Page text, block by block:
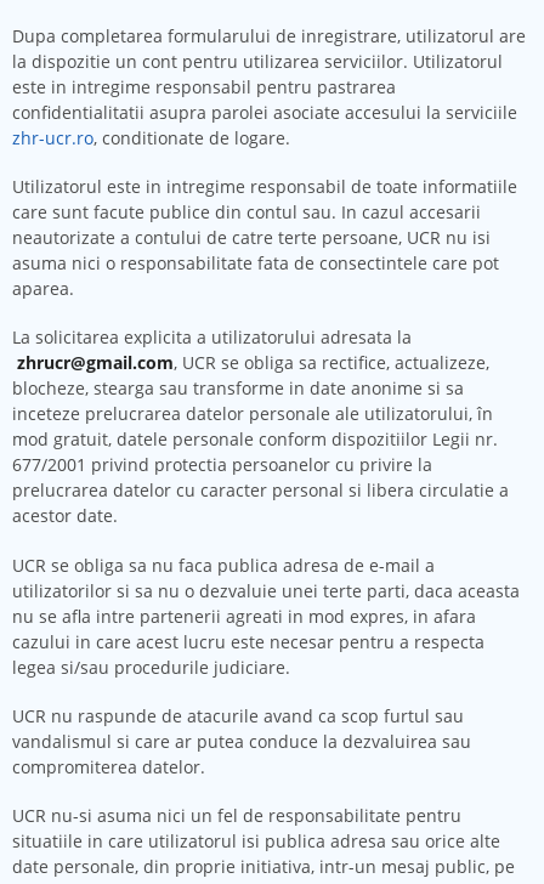
Dupa completarea formularului de inregistrare, utilizatorul are
la dispozitie un cont pentru utilizarea serviciilor. Utilizatorul
este in intregime responsabil pentru pastrarea
confidentialitatii asupra parolei asociate accesului la serviciile
zhr-ucr.ro, conditionate de logare.
Utilizatorul este in intregime responsabil de toate informatiile
care sunt facute publice din contul sau. In cazul accesarii
neautorizate a contului de catre terte persoane, UCR nu isi
asuma nici o responsabilitate fata de consectintele care pot
aparea.
La solicitarea explicita a utilizatorului adresata la
zhrucr@gmail.com, UCR se obliga sa rectifice, actualizeze,
blocheze, stearga sau transforme in date anonime si sa
inceteze prelucrarea datelor personale ale utilizatorului, în
mod gratuit, datele personale conform dispozitiilor Legii nr.
677/2001 privind protectia persoanelor cu privire la
prelucrarea datelor cu caracter personal si libera circulatie a
acestor date.
UCR se obliga sa nu faca publica adresa de e-mail a
utilizatorilor si sa nu o dezvaluie unei terte parti, daca aceasta
nu se afla intre partenerii agreati in mod expres, in afara
cazului in care acest lucru este necesar pentru a respecta
legea si/sau procedurile judiciare.
UCR nu raspunde de atacurile avand ca scop furtul sau
vandalismul si care ar putea conduce la dezvaluirea sau
compromiterea datelor.
UCR nu-si asuma nici un fel de responsabilitate pentru
situatiile in care utilizatorul isi publica adresa sau orice alte
date personale, din proprie initiativa, intr-un mesaj public, pe